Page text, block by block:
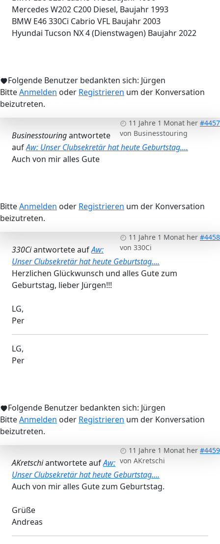
Mercedes W202 C200 Diesel, Baujahr 1993
BMW E46 330Ci Cabrio VFL Baujahr 2003
Hyundai Tucson NX 4 (Dienstwagen) Baujahr 2022
Folgende Benutzer bedankten sich: Jürgen
BitteAnmelden oder Registrieren um der Konversation
beizutreten.
11 Jahre 1 Monat her #4457
von Businesstouring
Businesstouringantwortete
aufAw: Unser Clubsekretär hat heute Geburtstag....
Auch von mir alles Gute
BitteAnmelden oder Registrieren um der Konversation
beizutreten.
11 Jahre 1 Monat her #4458
von 330Ci
330Ciantwortete aufAw:
Unser Clubsekretär hat heute Geburtstag....
Herzlichen Glückwunsch und alles Gute zum
Geburtstag, lieber Jürgen!!!
LG,
Per
LG,
Per
Folgende Benutzer bedankten sich: Jürgen
BitteAnmelden oder Registrieren um der Konversation
beizutreten.
11 Jahre 1 Monat her #4459
von AKretschi
AKretschiantwortete aufAw:
Unser Clubsekretär hat heute Geburtstag....
Auch von mir alles Gute zum Geburtstag.
Grüße
Andreas